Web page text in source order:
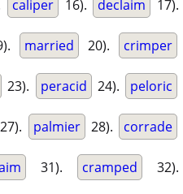
caliper 16). declaim 17).
married 20). crimper
23). peracid 24). peloric
27). palmier 28). corrade
31). cramped 32).